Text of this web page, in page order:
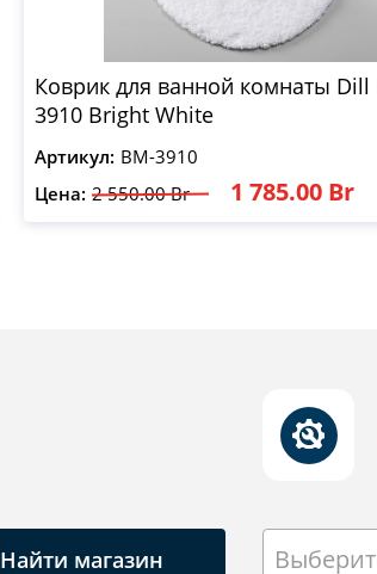
Коврик для ванной комнаты Dill
3910 Bright White
Артикул: BM-3910
Цена: 2 550.00 Br 1 785.00 Br
Найти магазин